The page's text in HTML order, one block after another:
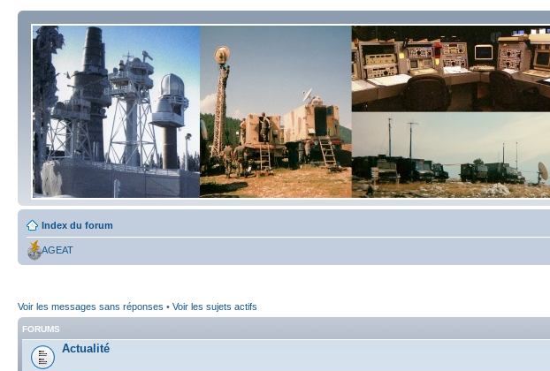
Index du forum
AGEAT
Voir les messages sans réponses • Voir les sujets actifs
FORUMS
Actualité